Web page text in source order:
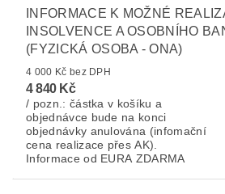
INFORMACE K MOŽNÉ
INSOLVENCE A OSOBNÍHO
(FYZICKÁ OSOBA - ONA)
4 000 Kč bez DPH
4 840 Kč
/ pozn.: částka v košíku a
objednávce bude na konci
objednávky anulována (infomační
cena realizace přes AK).
Informace od EURA ZDARMA